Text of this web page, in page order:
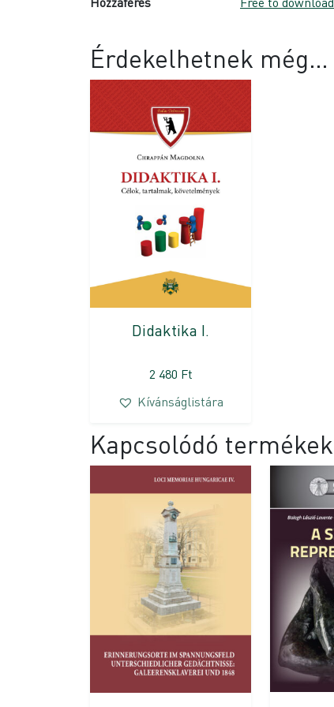
Érdekelhetnek még…
Didaktika I.
2 480 Ft
Kívánságlistára
Kapcsolódó termékek